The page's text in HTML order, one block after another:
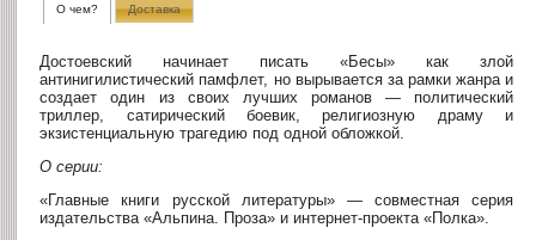
О чем? Доставка
Достоевский начинает писать «Бесы» как злой
антинигилистический памфлет, но вырывается за рамки жанра и
создает один из своих лучших романов — политический
триллер, сатирический боевик, религиозную драму и
экзистенциальную трагедию под одной обложкой.
О серии:
«Главные книги русской литературы» — совместная серия
издательства «Альпина. Проза» и интернет-проекта «Полка».